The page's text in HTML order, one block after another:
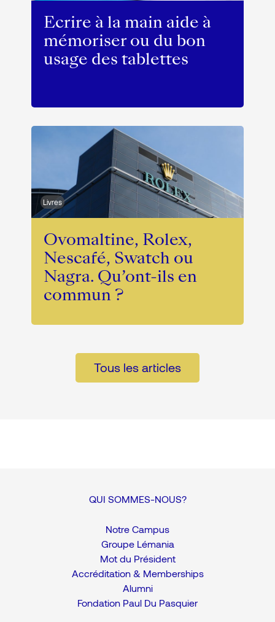
Ecrire à la main aide à
mémoriser ou du bon
usage des tablettes
Livres
Ovomaltine, Rolex,
Nescafé, Swatch ou
Nagra. Qu’ont-ils en
commun ?
Tous les articles
QUI SOMMES-NOUS?
Notre Campus
Groupe Lémania
Mot du Président
Accréditation & Memberships
Alumni
Fondation Paul Du Pasquier